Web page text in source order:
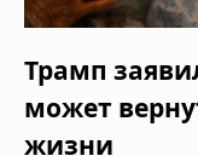
Трамп
может
жизни